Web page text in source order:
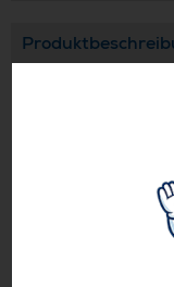
Nur Produkte,
schaffen es in